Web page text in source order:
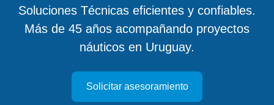
Soluciones Técnicas eficientes y confiables.
Más de 45 años acompañando proyectos
náuticos en Uruguay.
Solicitar asesoramiento